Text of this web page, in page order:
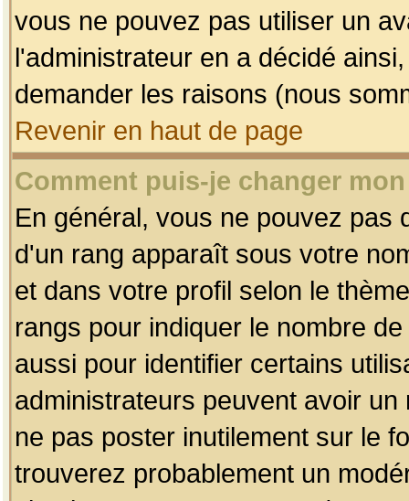
vous ne pouvez pas utiliser un
l'administrateur en a décidé
demander les raisons (nous
Revenir en haut de page
Comment puis-je changer
En général, vous ne pouvez pas
d'un rang apparaît sous votre
et dans votre profil selon le
rangs pour indiquer le nombre
aussi pour identifier certains
administrateurs peuvent avoir
ne pas poster inutilement sur le
trouverez probablement un